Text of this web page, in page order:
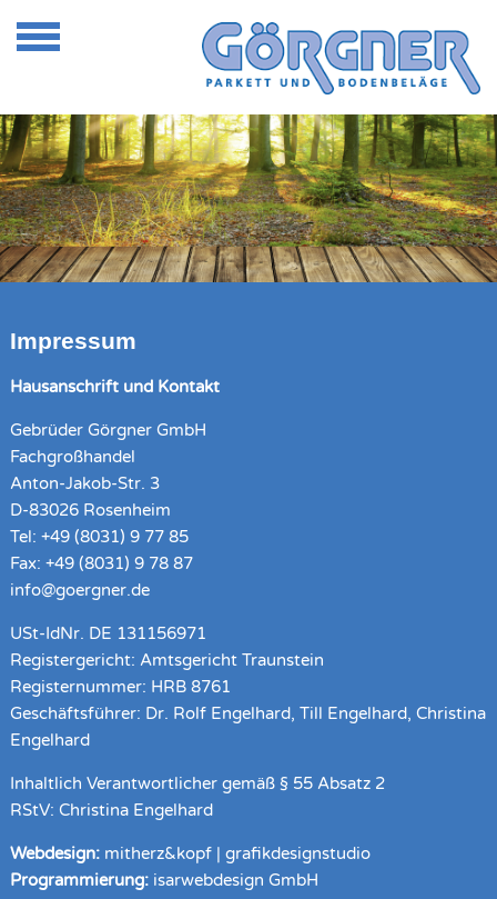
Impressum
Hausanschrift und Kontakt
Gebrüder Görgner GmbH
Fachgroßhandel
Anton-Jakob-Str. 3
D-83026 Rosenheim
Tel: +49 (8031) 9 77 85
Fax: +49 (8031) 9 78 87
info@goergner.de
USt-IdNr. DE 131156971
Registergericht: Amtsgericht Traunstein
Registernummer: HRB 8761
Geschäftsführer: Dr. Rolf Engelhard, Till Engelhard, Christina
Engelhard
Inhaltlich Verantwortlicher gemäß § 55 Absatz 2
RStV: Christina Engelhard
Webdesign: mitherz&kopf | grafikdesignstudio
Programmierung: isarwebdesign GmbH